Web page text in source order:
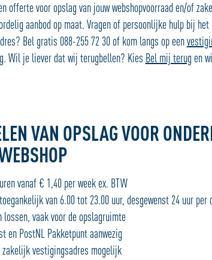
offerte voor opslag van jouw webshopvoorraad en/of
aanbod op maat. Vragen of persoonlijke hulp bij het
Bel gratis 088-255 72 30 of kom langs op een
Wil je liever dat wij terugbellen? Kies Bel mij terug en
VAN OPSLAG VOOR
vanaf € 1,40 per week ex. BTW
van 6.00 tot 23.00 uur, desgewenst 24 uur per
vaak voor de opslagruimte
en PostNL Pakketpunt aanwezig
vestigingsadres mogelijk